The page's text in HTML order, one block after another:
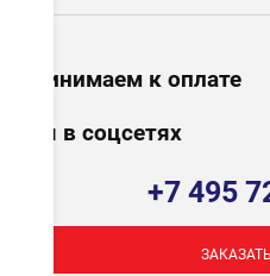
Принимаем к оплате
Мы в соцсетях
+7 495